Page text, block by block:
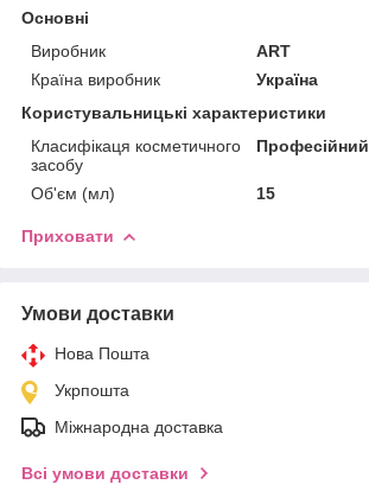
Основні
Виробник
ART
Країна виробник
Україна
Користувальницькі характеристики
Класифікаця косметичного
засобу
Професійний
Об'єм (мл) 15
Приховати
Умови доставки
Нова Пошта
Укрпошта
Міжнародна доставка
Всі умови доставки